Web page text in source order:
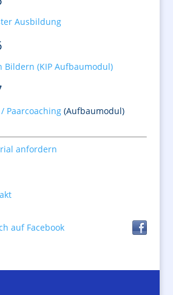
Ausbildung
(KIP Aufbaumodul)
Paarcoaching(Aufbaumodul)
anfordern
auf Facebook